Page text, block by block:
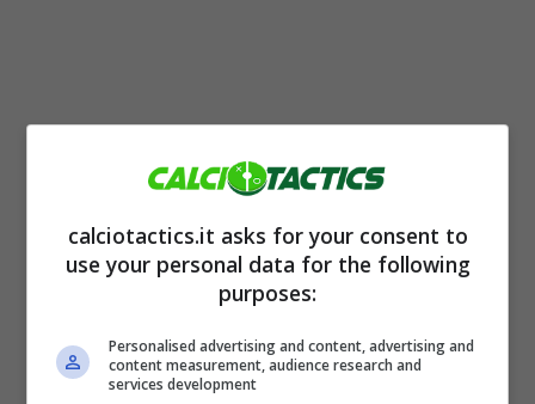
Interguarda ai giovani che potrebbero
alzare ancora di più il livello della squadra.
vincere con una economia sostenibile. Per
calciotactics.it asks for your consent to
use your personal data for the following
purposes:
Personalised advertising and content, advertising and
content measurement, audience research and
services development